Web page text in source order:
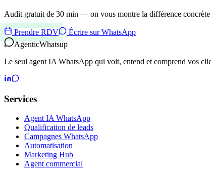
Audit gratuit de 30 min — on vous montre la différence
Prendre RDV
Écrire sur WhatsApp
AgenticWhatsup
Le seul agent IA WhatsApp qui voit, entend et comprend vos
Services
Agent IA WhatsApp
Qualification de leads
Campagnes WhatsApp
Automatisation
Marketing Hub
Agent commercial